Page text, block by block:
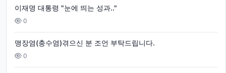
이재명 대통령 "눈에 띄는 성과.."
0
맹장염(충수염)겪으신 분 조언 부탁드립니다.
0